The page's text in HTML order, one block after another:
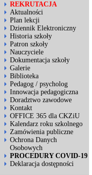
REKRUTACJA
Aktualności
Plan lekcji
Dziennik Elektroniczny
Historia szkoły
Patron szkoły
Nauczyciele
Dokumentacja szkoły
Galerie
Biblioteka
Pedagog / psycholog
Innowacja pedagogiczna
Doradztwo zawodowe
Kontakt
OFFICE 365 dla CKZiU
Kalendarz roku szkolnego
Zamówienia publiczne
Ochrona Danych
Osobowych
PROCEDURY COVID-19
Deklaracja dostępności